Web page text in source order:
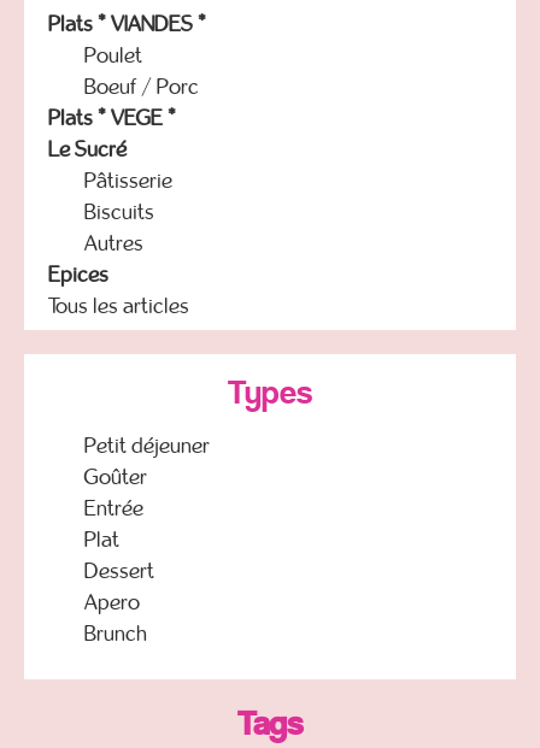
Plats * VIANDES *
Poulet
Boeuf / Porc
Plats * VEGE *
Le Sucré
Pâtisserie
Biscuits
Autres
Epices
Tous les articles
Types
Petit déjeuner
Goûter
Entrée
Plat
Dessert
Apero
Brunch
Tags